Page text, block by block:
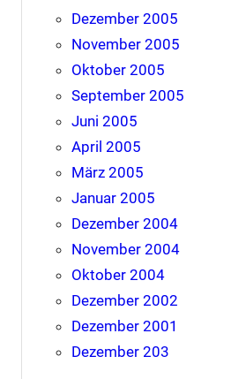
Dezember 2005
November 2005
Oktober 2005
September 2005
Juni 2005
April 2005
März 2005
Januar 2005
Dezember 2004
November 2004
Oktober 2004
Dezember 2002
Dezember 2001
Dezember 203